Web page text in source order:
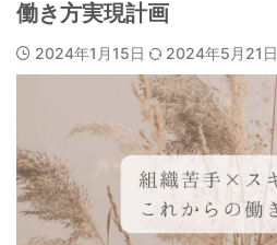
働き方実現計画
2024年1月15日 2024年5月21日